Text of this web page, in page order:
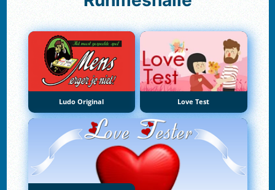
Ludo Original Love Test